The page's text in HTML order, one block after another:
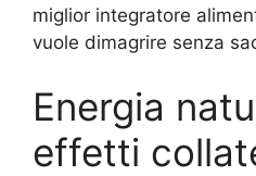
miglior integratore
vuole dimagrire senza
Energia
effetti